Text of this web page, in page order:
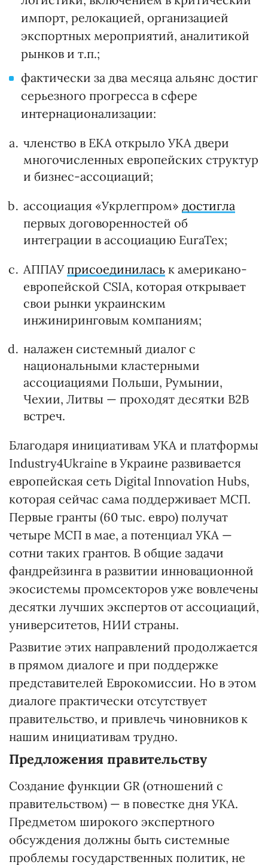
импорт, релокацией, организацией
экспортных мероприятий, аналитикой
рынков и т.п.;
фактически за два месяца альянс достиг
серьезного прогресса в сфере
интернационализации:
членство в ЕКА открыло УКА двери
многочисленных европейских структур
и бизнес-ассоциаций;
ассоциация «Укрлегпром» достигла
первых договоренностей об
интеграции в ассоциацию EuraTex;
АППАУ присоединилась к американо-
европейской CSIA, которая открывает
свои рынки украинским
инжиниринговым компаниям;
налажен системный диалог с
национальными кластерными
ассоциациями Польши, Румынии,
Чехии, Литвы — проходят десятки В2В
встреч.
Благодаря инициативам УКА и платформы
Industry4Ukraine в Украине развивается
европейская сеть Digital Innovation Hubs,
которая сейчас сама поддерживает МСП.
Первые гранты (60 тыс. евро) получат
четыре МСП в мае, а потенциал УКА —
сотни таких грантов. В общие задачи
фандрейзинга в развитии инновационной
экосистемы промсекторов уже вовлечены
десятки лучших экспертов от ассоциаций,
университетов, НИИ страны.
Развитие этих направлений продолжается
в прямом диалоге и при поддержке
представителей Еврокомиссии. Но в этом
диалоге практически отсутствует
правительство, и привлечь чиновников к
нашим инициативам трудно.
Предложения правительству
Создание функции GR (отношений с
правительством) — в повестке дня УКА.
Предметом широкого экспертного
обсуждения должны быть системные
проблемы государственных политик, не